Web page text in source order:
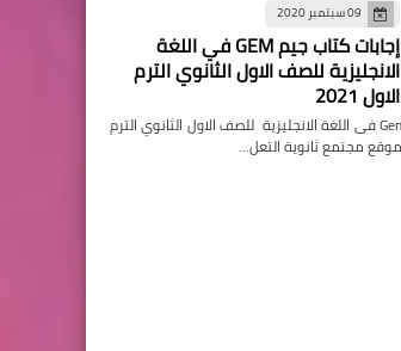
09 سبتمبر 2020
إجابات كتاب جيم GEM في اللغة
الانجليزية للصف الاول الثانوي الترم
الاول 2021
اجابات كتاب جيم Gem فى اللغة الانجليزية للصف الاول الثانوي الترم